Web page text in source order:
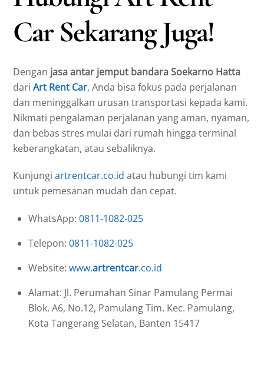
Car Sekarang Juga!
Dengan jasa antar jemput bandara Soekarno Hatta
dariArt Rent Car, Anda bisa fokus pada perjalanan
dan meninggalkan urusan transportasi kepada kami.
Nikmati pengalaman perjalanan yang aman, nyaman,
dan bebas stres mulai dari rumah hingga terminal
keberangkatan, atau sebaliknya.
Kunjungiartrentcar.co.id atau hubungi tim kami
untuk pemesanan mudah dan cepat.
WhatsApp: 0811-1082-025
Telepon: 0811-1082-025
Website: www.artrentcar.co.id
Alamat: Jl. Perumahan Sinar Pamulang Permai
Blok. A6, No.12, Pamulang Tim. Kec. Pamulang,
Kota Tangerang Selatan, Banten 15417